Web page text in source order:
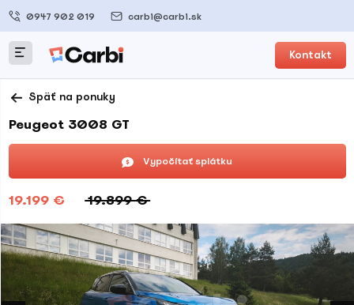
0947 902 019 carbi@carbi.sk
Kontakt
Späť na ponuky
Peugeot 3008 GT
Vypočítať splátku
19.199 € 19.899 €